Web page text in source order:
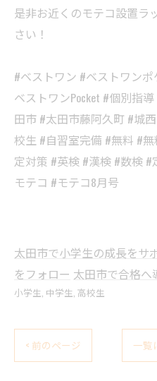
是非お近くのモテコ設置ラ
さい！
#ベストワン #ベストワンポ
ベストワンPocket #個別指
田市 #太田市藤阿久町 #城
校生 #自習室完備 #無料 #
定対策 #英検 #漢検 #数検
モテコ #モテコ8月号
太田市で小学生の成長をサ
をフォロー 太田市で合格
小学生 中学生 高校生
< 前のページ 一覧